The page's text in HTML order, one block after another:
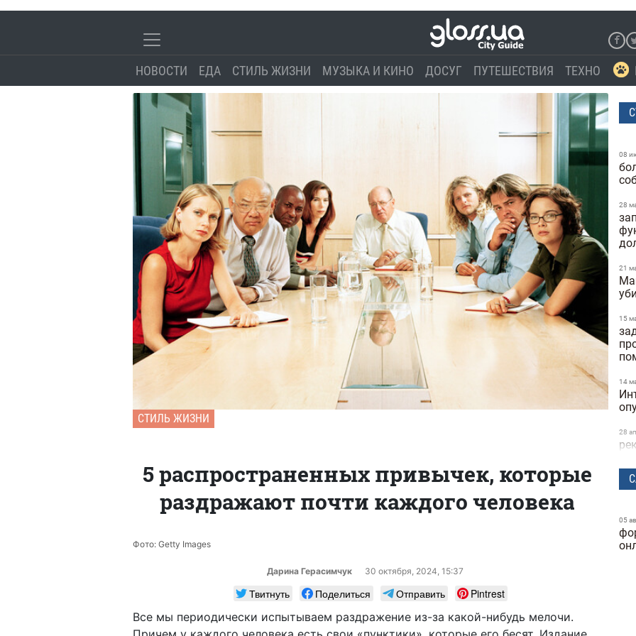
НОВОСТИ ЕДА СТИЛЬ ЖИЗНИ МУЗЫКА И КИНО ДОСУГ ПУТЕШЕСТВИЯ ТЕХНО
СТИЛЬ ЖИЗНИ
5 распространенных привычек, которые
раздражают почти каждого человека
Фото: Getty Images
Дарина Герасимчук 30 октября, 2024, 15:37
Твитнуть Поделиться Отправить
Pintrest
Все мы периодически испытываем раздражение из-за какой-нибудь мелочи.
08
28
21
15
14
28
05